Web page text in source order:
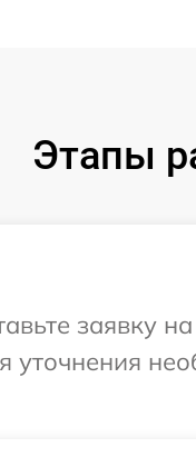
Этапы
заявку
уточнения